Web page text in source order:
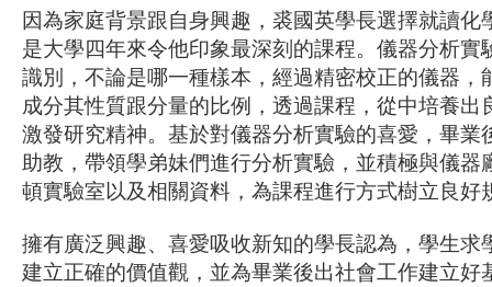
因為家庭背景跟自身興趣，裘國英學長選擇就讀化
是大學四年來令他印象最深刻的課程。儀器分析實
識別，不論是哪一種樣本，經過精密校正的儀器，
成分其性質跟分量的比例，透過課程，從中培養出
激發研究精神。基於對儀器分析實驗的喜愛，畢業
助教，帶領學弟妹們進行分析實驗，並積極與儀器
頓實驗室以及相關資料，為課程進行方式樹立良好
擁有廣泛興趣、喜愛吸收新知的學長認為，學生求
建立正確的價值觀，並為畢業後出社會工作建立好